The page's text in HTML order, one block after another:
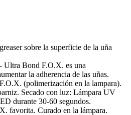
sobre la superficie de la uña
Bond F.O.X. es una
la adherencia de las uñas.
(polimerización en la lampara).
Secado con luz: Lámpara UV
durante 30-60 segundos.
favorita. Curado en la lámpara.